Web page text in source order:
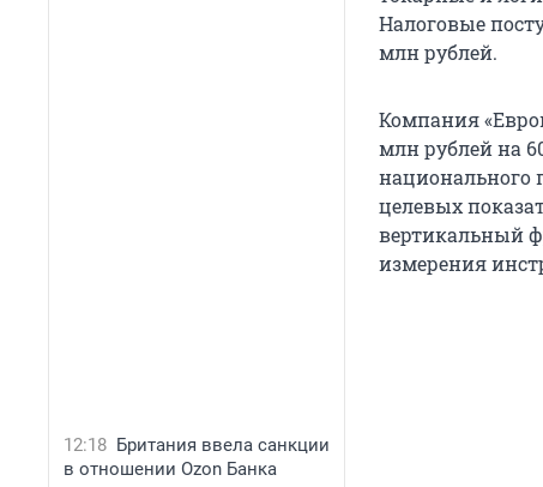
12:18 Британия ввела санкции
в отношении Ozon Банка
Налоговые
млн рублей.
Компания
млн рублей на
национального
целевых
вертикальный
измерения